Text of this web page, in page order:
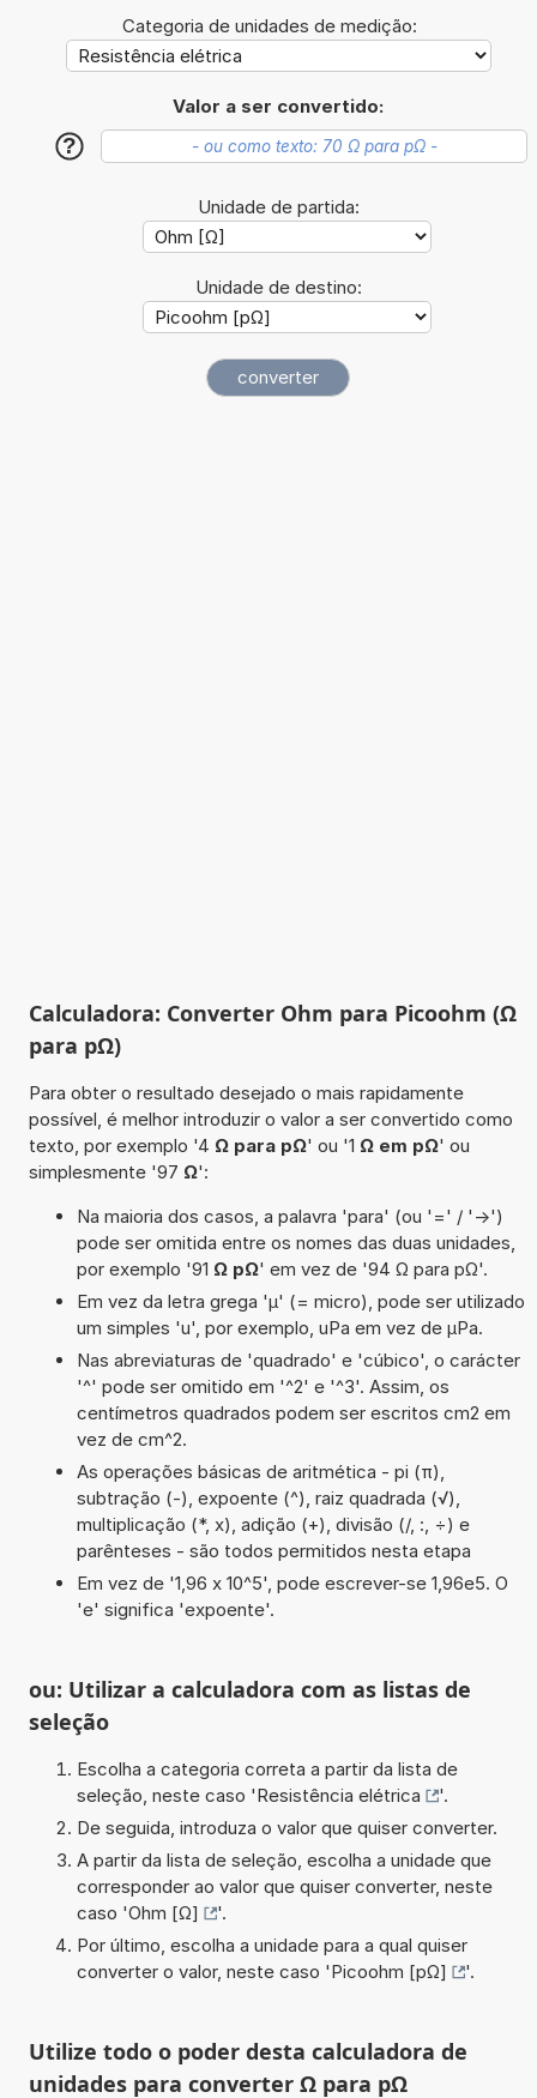
Categoria de unidades de medição:
Valor a ser convertido:
?
Unidade de partida:
Unidade de destino:
Calculadora: Converter Ohm para Picoohm (Ω
para pΩ)
Para obter o resultado desejado o mais rapidamente
possível, é melhor introduzir o valor a ser convertido como
texto, por exemplo '4 Ω para pΩ' ou '1 Ω em pΩ' ou
simplesmente '97 Ω':
Na maioria dos casos, a palavra 'para' (ou '=' / '->')
pode ser omitida entre os nomes das duas unidades,
por exemplo '91 Ω pΩ' em vez de '94 Ω para pΩ'.
Em vez da letra grega 'µ' (= micro), pode ser utilizado
um simples 'u', por exemplo, uPa em vez de µPa.
Nas abreviaturas de 'quadrado' e 'cúbico', o carácter
'^' pode ser omitido em '^2' e '^3'. Assim, os
centímetros quadrados podem ser escritos cm2 em
vez de cm^2.
As operações básicas de aritmética - pi (π),
subtração (-), expoente (^), raiz quadrada (√),
multiplicação (*, x), adição (+), divisão (/, :, ÷) e
parênteses - são todos permitidos nesta etapa
Em vez de '1,96 x 10^5', pode escrever-se 1,96e5. O
'e' significa 'expoente'.
ou: Utilizar a calculadora com as listas de
seleção
Escolha a categoria correta a partir da lista de
seleção, neste caso 'Resistência elétrica
'.
De seguida, introduza o valor que quiser converter.
A partir da lista de seleção, escolha a unidade que
corresponder ao valor que quiser converter, neste
caso 'Ohm [Ω]
'.
Por último, escolha a unidade para a qual quiser
converter o valor, neste caso 'Picoohm [pΩ] '.
Utilize todo o poder desta calculadora de
unidades para converter Ω para pΩ